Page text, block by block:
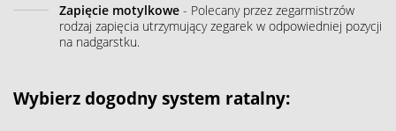
Zapięcie motylkowe - Polecany przez zegarmistrzów
rodzaj zapięcia utrzymujący zegarek w odpowiedniej pozycji
na nadgarstku.
Wybierz dogodny system ratalny: